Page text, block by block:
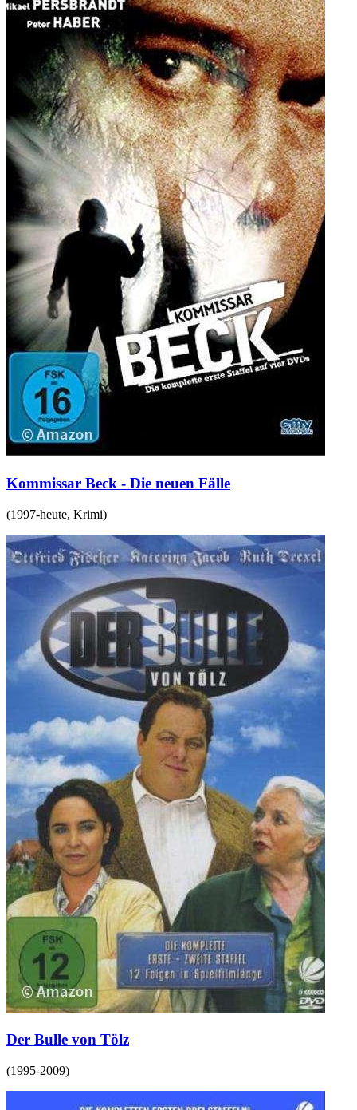
Kommissar Beck - Die neuen Fälle
(1997-heute, Krimi)
Der Bulle von Tölz
(1995-2009)